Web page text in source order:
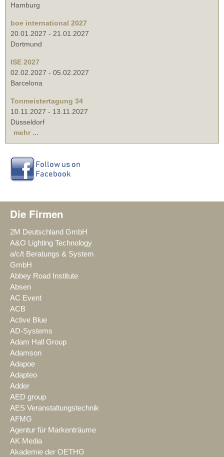
Hamburg
boe international 2027
20.01.2027 - 21.01.2027
Dortmund
ISE 2027
02.02.2027 - 05.02.2027
Barcelona
Tonmeistertagung 34
10.11.2027 - 13.11.2027
Düsseldorf
mehr ...
Die Firmen
2M Deutschland GmbH
A&O Lighting Technology
a/c/t Beratungs & System
GmbH
Abbey Road Institute
Absen
AC Event
ACB
Active Blue
AD-Systems
Adam Hall Group
Adamson
Adapoe
Adapteo
Adder
AED group
AES Veranstaltungstechnik
AFMG
Agentur für Markenträume
AK Media
Akademie der OETHG